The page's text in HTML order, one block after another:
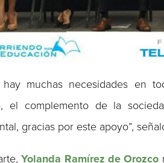
hay muchas necesidades en
el complemento de la
gracias por este apoyo”,
Yolanda Ramírez de Orozco